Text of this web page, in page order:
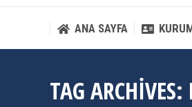
ANA SAYFA
TAG ARCHIVES: